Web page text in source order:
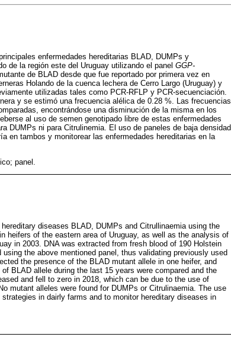
enfermedades hereditarias BLAD, DUMPs y
de la región este del Uruguay utilizando el panel GGP-
de BLAD desde que fue reportado por primera vez en
Holando de la cuenca lechera de Cerro Largo (Uruguay) y
utilizadas tales como PCR-RFLP y PCR-secuenciación.
y se estimó una frecuencia alélica de 0.28 %. Las frecuencias
encontrándose una disminución de la misma en los
al uso de semen genotipado libre de estas enfermedades
DUMPs ni para Citrulinemia. El uso de paneles de baja densidad
en tambos y monitorear las enfermedades hereditarias en la
panel.
diseases BLAD, DUMPs and Citrullinaemia using the
heifers of the eastern area of Uruguay, as well as the analysis of
in 2003. DNA was extracted from fresh blood of 190 Holstein
the above mentioned panel, thus validating previously used
the presence of the BLAD mutant allele in one heifer, and
BLAD allele during the last 15 years were compared and the
and fell to zero in 2018, which can be due to the use of
mutant alleles were found for DUMPs or Citrulinaemia. The use
in dairly farms and to monitor hereditary diseases in